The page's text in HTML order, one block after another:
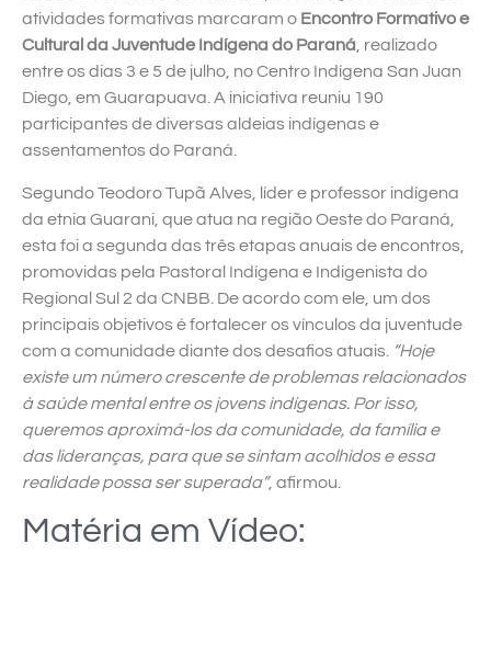
atividades formativas marcaram o Encontro Formativo e
Cultural da Juventude Indígena do Paraná, realizado
entre os dias 3 e 5 de julho, no Centro Indígena San Juan
Diego, em Guarapuava. A iniciativa reuniu 190
participantes de diversas aldeias indígenas e
assentamentos do Paraná.
Segundo Teodoro Tupã Alves, líder e professor indígena
da etnia Guarani, que atua na região Oeste do Paraná,
esta foi a segunda das três etapas anuais de encontros,
promovidas pela Pastoral Indígena e Indigenista do
Regional Sul 2 da CNBB. De acordo com ele, um dos
principais objetivos é fortalecer os vínculos da juventude
com a comunidade diante dos desafios atuais.
“Hoje
existe um número crescente de problemas relacionados
à saúde mental entre os jovens indígenas. Por isso,
queremos aproximá-los da comunidade, da família e
das lideranças, para que se sintam acolhidos e essa
realidade possa ser superada”, afirmou.
Matéria em Vídeo: